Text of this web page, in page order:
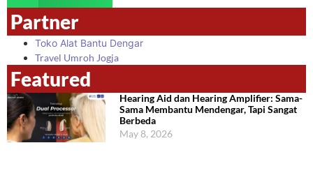
Partner
Toko Alat Bantu Dengar
Travel Umroh Jogja
Featured
Hearing Aid dan Hearing Amplifier: Sama-
Sama Membantu Mendengar, Tapi Sangat
Berbeda
May 8, 2026